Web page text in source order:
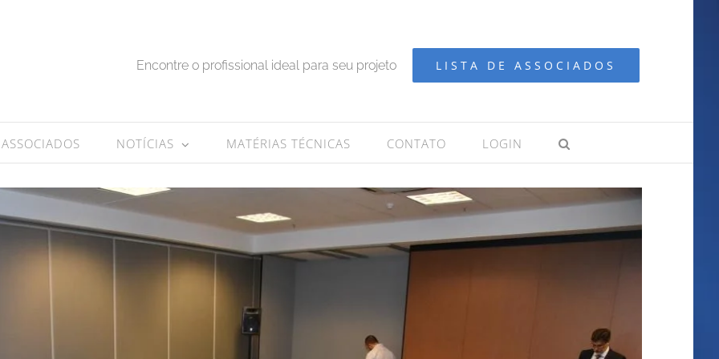
Encontre o profissional ideal para seu projeto LISTA DE ASSOCIADOS
ASSOCIADOS NOTÍCIAS MATÉRIAS TÉCNICAS CONTATO LOGIN